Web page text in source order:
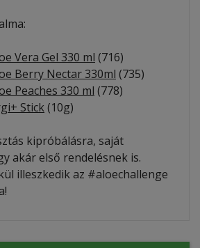
Vera Gel 330 ml (716)
Berry Nectar 330ml (735)
Peaches 330 ml (778)
Stick(10g)
kipróbálásra, saját
akár első rendelésnek is.
illeszkedik az #aloechallenge